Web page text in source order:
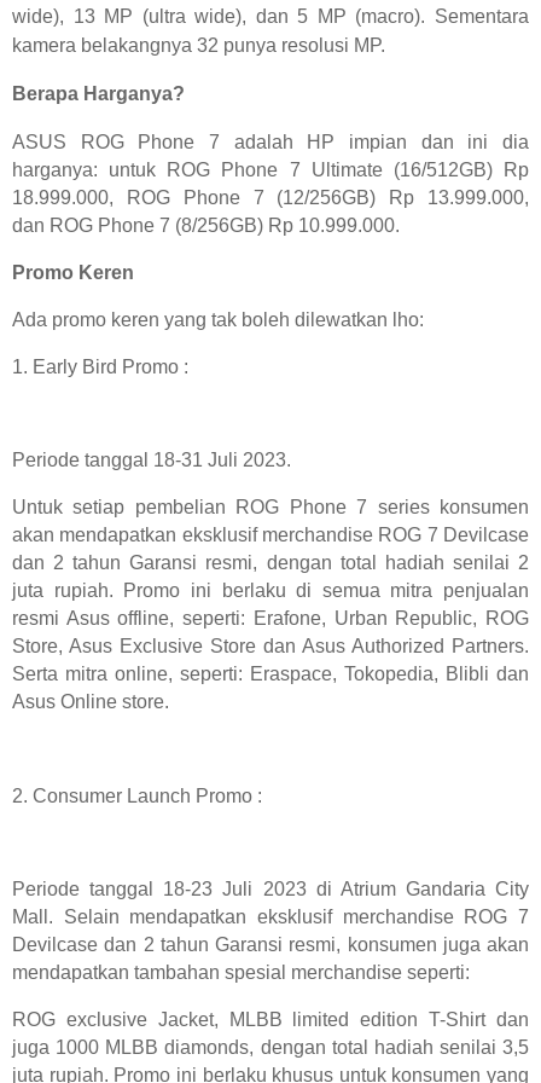
wide), 13 MP (ultra wide), dan 5 MP (macro). Sementara
kamera belakangnya 32 punya resolusi MP.
Berapa Harganya?
ASUS ROG Phone 7 adalah HP impian dan ini dia
harganya: untuk ROG Phone 7 Ultimate (16/512GB) Rp
18.999.000,
ROG Phone 7 (12/256GB) Rp 13.999.000,
dan ROG Phone 7 (8/256GB) Rp 10.999.000.
Promo Keren
Ada promo keren yang tak boleh dilewatkan lho:
1. Early Bird Promo :
Periode tanggal 18-31 Juli 2023.
Untuk setiap pembelian ROG Phone 7 series konsumen
akan mendapatkan eksklusif merchandise ROG 7 Devilcase
dan 2 tahun Garansi resmi, dengan total hadiah senilai 2
juta rupiah. Promo ini berlaku di semua mitra penjualan
resmi Asus offline, seperti: Erafone, Urban Republic, ROG
Store, Asus Exclusive Store dan Asus Authorized Partners.
Serta mitra online, seperti: Eraspace, Tokopedia, Blibli dan
Asus Online store.
2. Consumer Launch Promo :
Periode tanggal 18-23 Juli 2023 di Atrium Gandaria City
Mall. Selain mendapatkan eksklusif merchandise ROG 7
Devilcase dan 2 tahun Garansi resmi, konsumen juga akan
mendapatkan tambahan spesial merchandise seperti:
ROG exclusive Jacket, MLBB limited edition T-Shirt dan
juga 1000 MLBB diamonds, dengan total hadiah senilai 3,5
juta rupiah. Promo ini berlaku khusus untuk konsumen yang